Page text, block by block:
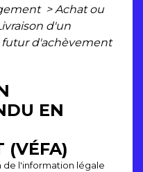
> Achat ou
d'un
d'achèvement
EN
(VÉFA)
de l'information légale